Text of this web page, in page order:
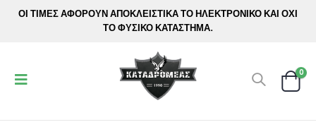
ΟΙ ΤΙΜΕΣ ΑΦΟΡΟΥΝ ΑΠΟΚΛΕΙΣΤΙΚΑ ΤΟ ΗΛΕΚΤΡΟΝΙΚΟ ΚΑΙ ΟΧΙ
ΤΟ ΦΥΣΙΚΟ ΚΑΤΑΣΤΗΜΑ.
0